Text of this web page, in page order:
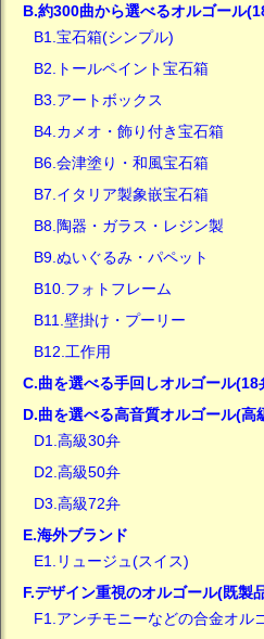
B.約300曲から選べるオルゴール
B1.宝石箱(シンプル)
B2.トールペイント宝石箱
B3.アートボックス
B4.カメオ・飾り付き宝石箱
B6.会津塗り・和風宝石箱
B7.イタリア製象嵌宝石箱
B8.陶器・ガラス・レジン製
B9.ぬいぐるみ・パペット
B10.フォトフレーム
B11.壁掛け・プーリー
B12.工作用
C.曲を選べる手回しオルゴール(18
D.曲を選べる高音質オルゴール(高
D1.高級30弁
D2.高級50弁
D3.高級72弁
E.海外ブランド
E1.リュージュ(スイス)
F.デザイン重視のオルゴール(既製
F1.アンチモニーなどの合金オル